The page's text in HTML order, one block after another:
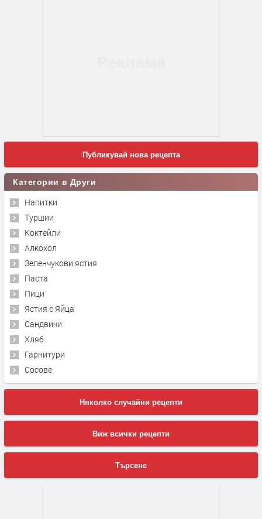
Публикувай нова рецепта
Категории в Други
Напитки
Туршии
Коктейли
Алкохол
Зеленчукови ястия
Паста
Пици
Ястия с Яйца
Сандвичи
Хляб
Гарнитури
Сосове
Няколко случайни рецепти
Виж всички рецепти
Търсене